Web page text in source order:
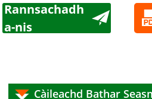
Rannsachadh
a-nis
Càileachd Bathar